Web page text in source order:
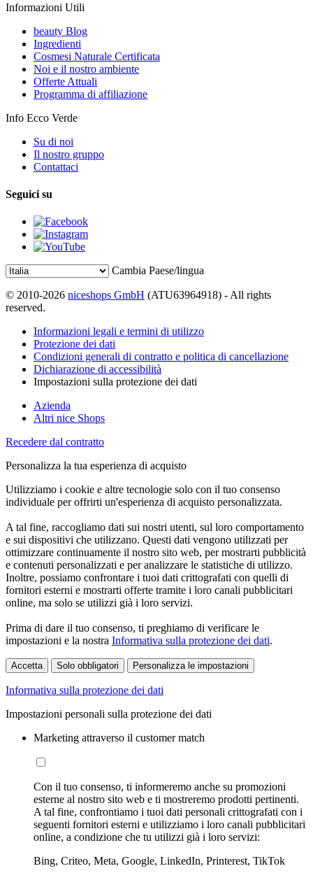
Informazioni Utili
beauty Blog
Ingredienti
Cosmesi Naturale Certificata
Noi e il nostro ambiente
Offerte Attuali
Programma di affiliazione
Info Ecco Verde
Su di noi
Il nostro gruppo
Contattaci
Seguici su
Cambia Paese/lingua
© 2010-2026 niceshops GmbH (ATU63964918) - All rights
reserved.
Informazioni legali e termini di utilizzo
Protezione dei dati
Condizioni generali di contratto e politica di cancellazione
Dichiarazione di accessibilità
Impostazioni sulla protezione dei dati
Azienda
Altri nice Shops
Recedere dal contratto
Personalizza la tua esperienza di acquisto
Utilizziamo i cookie e altre tecnologie solo con il tuo consenso
individuale per offrirti un'esperienza di acquisto personalizzata.
A tal fine, raccogliamo dati sui nostri utenti, sul loro comportamento
e sui dispositivi che utilizzano. Questi dati vengono utilizzati per
ottimizzare continuamente il nostro sito web, per mostrarti pubblicità
e contenuti personalizzati e per analizzare le statistiche di utilizzo.
Inoltre, possiamo confrontare i tuoi dati crittografati con quelli di
fornitori esterni e mostrarti offerte tramite i loro canali pubblicitari
online, ma solo se utilizzi già i loro servizi.
Prima di dare il tuo consenso, ti preghiamo di verificare le
impostazioni e la nostra Informativa sulla protezione dei dati.
Accetta Solo obbligatori Personalizza le impostazioni
Informativa sulla protezione dei dati
Impostazioni personali sulla protezione dei dati
Marketing attraverso il customer match
Con il tuo consenso, ti informeremo anche su promozioni
esterne al nostro sito web e ti mostreremo prodotti pertinenti.
A tal fine, confrontiamo i tuoi dati personali crittografati con i
seguenti fornitori esterni e utilizziamo i loro canali pubblicitari
online, a condizione che tu utilizzi già i loro servizi:
Bing, Criteo, Meta, Google, LinkedIn, Printerest, TikTok